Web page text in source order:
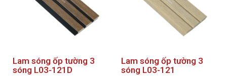
Lam sóng ốp tường 3
sóng L03-121D
Lam sóng ốp tường 3
sóng L03-121